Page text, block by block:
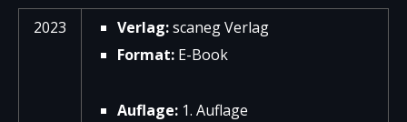
2023 Verlag:scaneg Verlag
Format: E-Book
Auflage: 1. Auflage